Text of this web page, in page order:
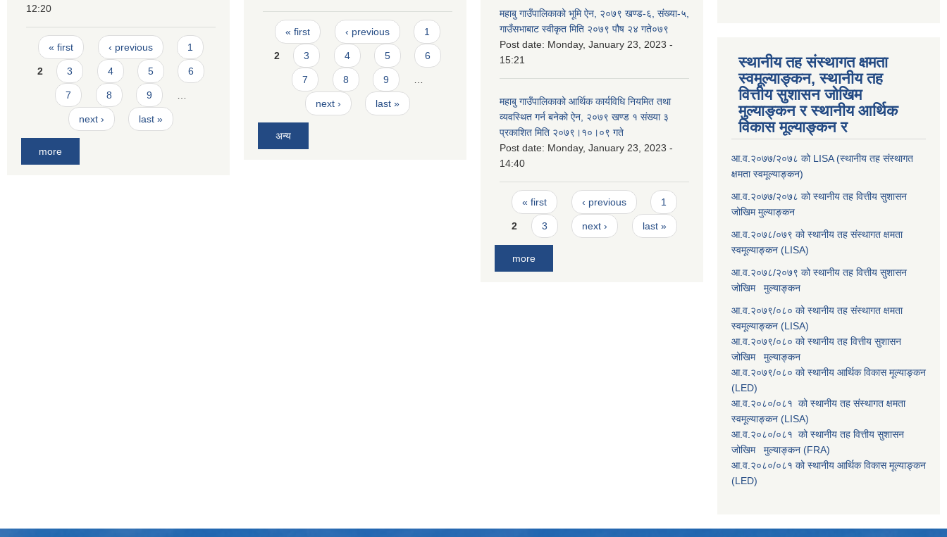
12:20
Pages
« first ‹ previous 1
2 3 4 5 6
7 8 9
next › last »
more
Pages
« first ‹ previous 1
2 3 4 5 6
7 8 9
next › last »
अन्य
महाबु गाउँपालिकाको भूमि ऐन, २०७९ खण्ड-६, संख्या-५,
गाउँसभाबाट स्वीकृत मिति २०७९ पौष २४ गते०७९
Post date: Monday, January 23, 2023 -
15:21
महाबु गाउँपालिकाको आर्थिक कार्यविधि नियमित तथा
व्यवस्थित गर्न बनेको ऐन, २०७९ खण्ड १ संख्या ३
प्रकाशित मिति २०७९।१०।०९ गते
Post date: Monday, January 23, 2023 -
14:40
Pages
« first ‹ previous 1
2 3 next › last »
more
स्थानीय तह संस्थागत क्षमता
स्वमूल्याङ्कन, स्थानीय तह
वित्तीय सुशासन जोखिम
मुल्याङ्कन र स्थानीय आर्थिक
विकास मूल्याङ्कन र
आ.व.२०७७/२०७८ को LISA (स्थानीय तह संस्थागत
क्षमता स्वमूल्याङ्कन)
आ.व.२०७७/२०७८ को स्थानीय तह वित्तीय सुशासन
जोखिम मुल्याङ्कन
आ.व.२०७८/०७९ को स्थानीय तह संस्थागत क्षमता
स्वमूल्याङ्कन (LISA)
आ.व.२०७८/२०७९ को स्थानीय तह वित्तीय सुशासन
जोखिम मुल्याङ्कन
आ.व.२०७९/०८० को स्थानीय तह संस्थागत क्षमता
स्वमूल्याङ्कन (LISA)
आ.व.२०७९/०८० को स्थानीय तह वित्तीय सुशासन
जोखिम मुल्याङ्कन
आ.व.२०७९/०८० को स्थानीय आर्थिक विकास मूल्याङ्कन
(LED)
आ.व.२०८०/०८१ को स्थानीय तह संस्थागत क्षमता
स्वमूल्याङ्कन (LISA)
आ.व.२०८०/०८१ को स्थानीय तह वित्तीय सुशासन
जोखिम मुल्याङ्कन (FRA)
आ.व.२०८०/०८१ को स्थानीय आर्थिक विकास मूल्याङ्कन
(LED)